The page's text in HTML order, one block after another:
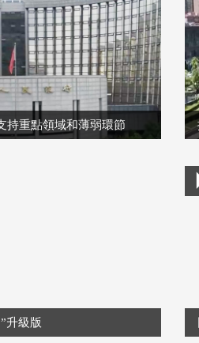
持重點領域和薄弱環節
升級版